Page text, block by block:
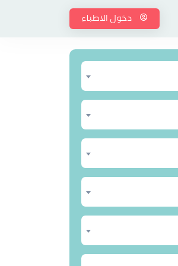
دخول الاطباء